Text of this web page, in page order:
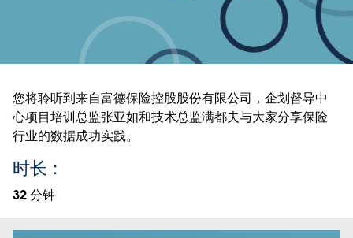
您将聆听到来自富德保险控股股份有限公司，企划督导中
心项目培训总监张亚如和技术总监满都夫与大家分享保险
行业的数据成功实践。
时长：
32 分钟